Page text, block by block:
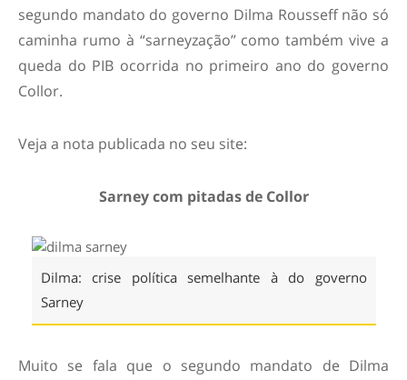
segundo mandato do governo Dilma Rousseff não só
caminha rumo à “sarneyzação” como também vive a
queda do PIB ocorrida no primeiro ano do governo
Collor.
Veja a nota publicada no seu site:
Sarney com pitadas de Collor
Dilma: crise política semelhante à do governo
Sarney
Muito se fala que o segundo mandato de Dilma